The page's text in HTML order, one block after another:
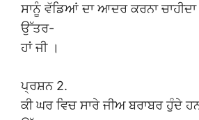
ਸਾਨੂੰ ਵੱਡਿਆਂ ਦਾ ਆਦਰ ਕਰਨਾ ਚਾਹੀਦਾ
ਉੱਤਰ-
ਹਾਂ ਜੀ ।
ਪ੍ਰਸ਼ਨ 2.
ਕੀ ਘਰ ਵਿਚ ਸਾਰੇ ਜੀਅ ਬਰਾਬਰ ਹੁੰਦੇ